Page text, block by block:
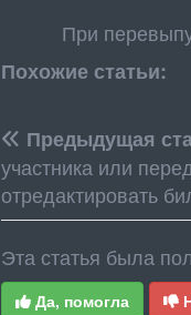
При
Похожие статьи:
Предыдущая
участника или
отредактировать
Эта статья была
Да, помогла